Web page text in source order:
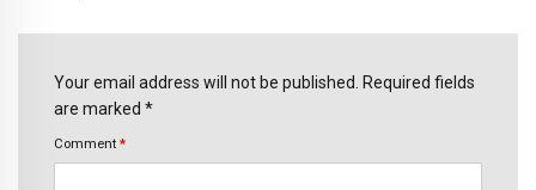
Your email address will not be published. Required fields
are marked *
Comment *